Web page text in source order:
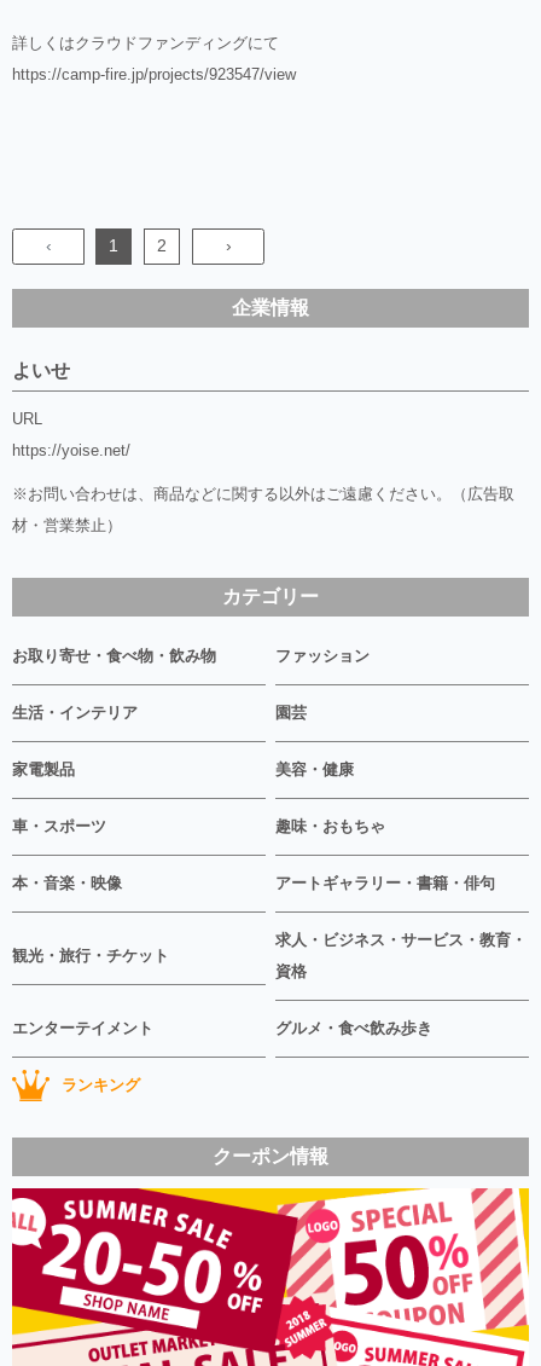
詳しくはクラウドファンディングにて
https://camp-fire.jp/projects/923547/view
‹ 1 2 ›
企業情報
よいせ
URL
https://yoise.net/
※お問い合わせは、商品などに関する以外はご遠慮ください。（広告取
材・営業禁止）
カテゴリー
お取り寄せ・食べ物・飲み物 ファッション
生活・インテリア 園芸
家電製品 美容・健康
車・スポーツ 趣味・おもちゃ
本・音楽・映像 アートギャラリー・書籍・俳句
観光・旅行・チケット
求人・ビジネス・サービス・教育・
資格
エンターテイメント グルメ・食べ飲み歩き
ランキング
クーポン情報